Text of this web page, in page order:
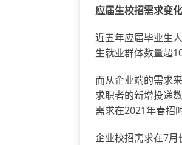
应届生校招需求变
近五年应届毕业生
生就业群体数量超
而从企业端的需求
求职者的新增投递
需求在2021年春招
企业校招需求在7